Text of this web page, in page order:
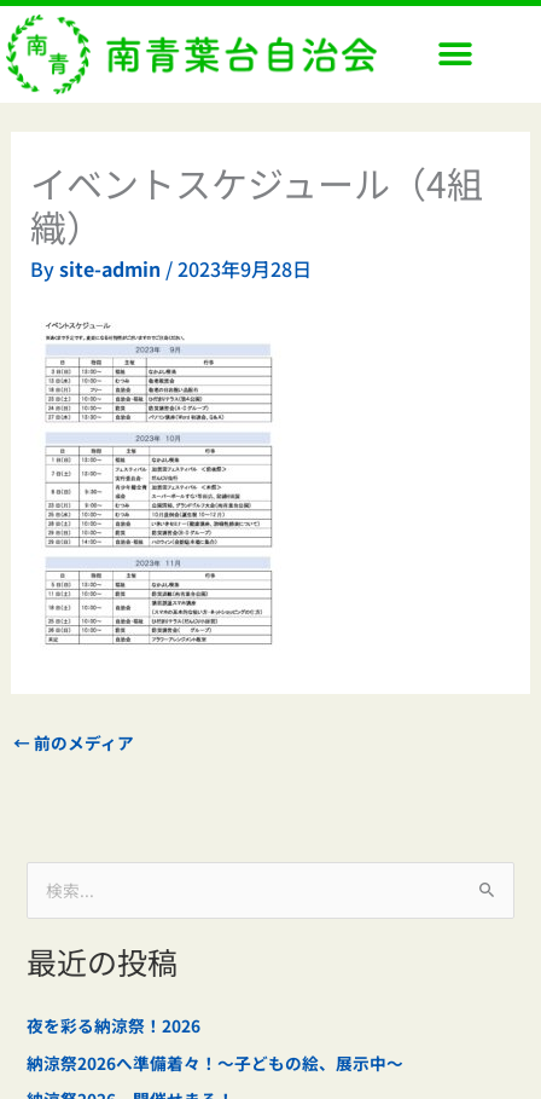
内
容
を
ス
キ
イベントスケジュール（4組
織）
Bysite-admin /2023年9月28日
←前のメディア
索
対
:
最近の投稿
夜を彩る納涼祭！2026
納涼祭2026へ準備着々！～子どもの絵、展示中～